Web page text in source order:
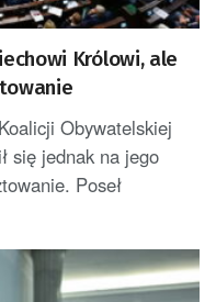
Królowi, ale
Obywatelskiej
się jednak na jego
Poseł